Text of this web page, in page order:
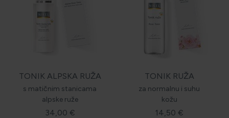
ZLATNI ELIKSIR MEDITERANA: ZAŠTO NAŠA KOŽA
MORE, SUNCE I KLIMA: KAKO OBNOVITI KOŽU NAKON
TONIK ALPSKA RUŽA
s matičnim stanicama
alpske ruže
34,00 €
TONIK RUŽA
za normalnu i suhu
kožu
14,50 €